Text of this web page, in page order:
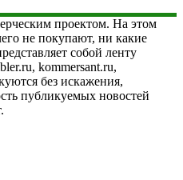
проектом. На этом
не покупают, ни какие
собой ленту
kommersant.ru,
без искажения,
публикуемых новостей